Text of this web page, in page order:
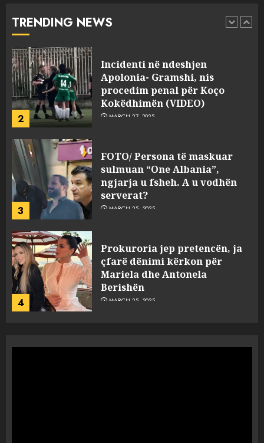
TRENDING NEWS
2 MARCH 27, 2025
3
FOTO/ Persona të maskuar
sulmuan “One Albania”,
ngjarja u fsheh. A u vodhën
serverat?
MARCH 25, 2025
4
Prokuroria jep pretencën, ja
çfarë dënimi kërkon për
Mariela dhe Antonela
Berishën
MARCH 25, 2025
5
“Ai që drejtonte makinën më
ngjau me Talo Çelën”,
dëshmia e Nuredin Dumanit
flet për PERSONAT që e
plagosën!